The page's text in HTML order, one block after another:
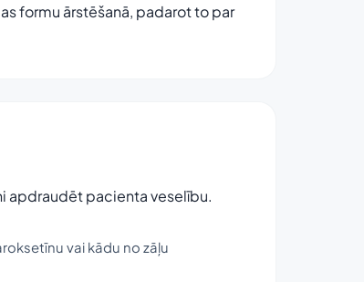
formu ārstēšanā, padarot to par
apdraudēt pacienta veselību.
vai kādu no zāļu